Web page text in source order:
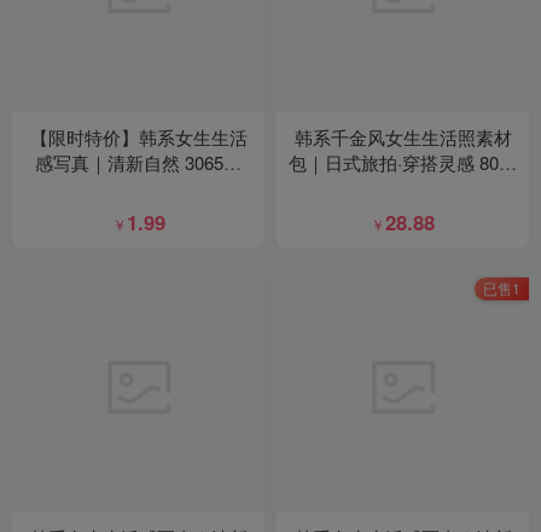
【限时特价】韩系女生生活
感写真｜清新自然 3065张
￥ 1.99
韩系千金风女生生活照素材
包｜日式旅拍·穿搭灵感 80张
￥28.88
已售1